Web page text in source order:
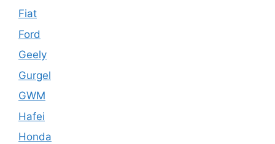
Fiat
Ford
Geely
Gurgel
GWM
Hafei
Honda